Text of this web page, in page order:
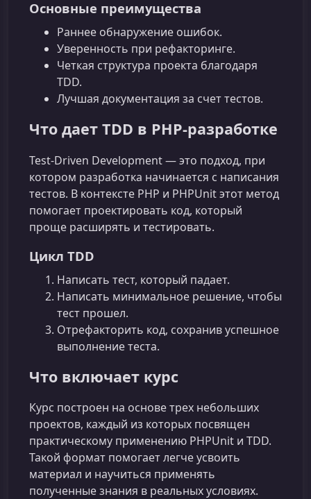
Основные преимущества
Раннее обнаружение ошибок.
Уверенность при рефакторинге.
Четкая структура проекта благодаря
TDD.
Лучшая документация за счет тестов.
Что дает TDD в PHP‑разработке
Test‑Driven Development — это подход, при
котором разработка начинается с написания
тестов. В контексте PHP и PHPUnit этот метод
помогает проектировать код, который
проще расширять и тестировать.
Цикл TDD
Написать тест, который падает.
Написать минимальное решение, чтобы
тест прошел.
Отрефакторить код, сохранив успешное
выполнение теста.
Что включает курс
Курс построен на основе трех небольших
проектов, каждый из которых посвящен
практическому применению PHPUnit и TDD.
Такой формат помогает легче усвоить
материал и научиться применять
полученные знания в реальных условиях.